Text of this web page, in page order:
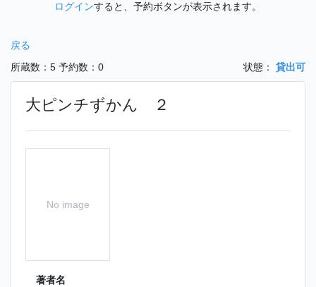
ログインすると、予約ボタンが表示されます。
戻る
所蔵数：5 予約数：0 状態： 貸出可
大ピンチずかん ２
No image
著者名